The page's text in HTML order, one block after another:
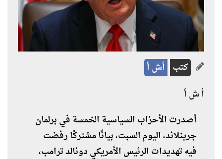
كتب أش أ
أ ش أ
أصدرت الأحزاب السياسية الخمسة في برلمان
جرينلاند، اليوم السبت، بيانًا مشتركًا رفضت
فيه تهديدات الرئيس الأمريكي دونالد ترامب،